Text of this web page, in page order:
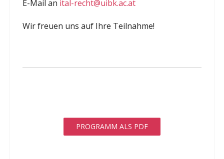
E-Mail an ital-recht@uibk.ac.at
Wir freuen uns auf Ihre Teilnahme!
PROGRAMM ALS PDF